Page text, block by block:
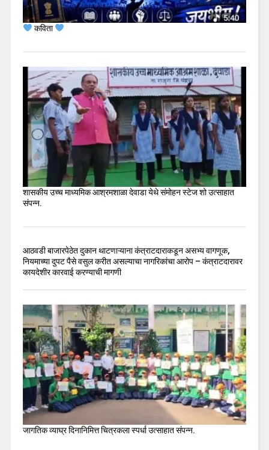
कविता
शासकीय उच्च माध्यमिक आश्रमशाळा देवाडा येथे संमोहन स्टेज शो उत्साहात
संपन्न.
आठवडी बाजारपेठेत दुकान थाटणाऱ्याना कंत्राटदाराकडून असभ्य वागणूक,
नियमाच्या दुपट पैसे वसुल करीत असल्याचा नागरिकांचा आरोप – कंत्राटदारावर
कायदेशीर कारवाई करण्याची मागणी
जागतिक व्याघ्र दिनानिमित्त चित्रकला स्पर्धा उत्साहात संपन्न.